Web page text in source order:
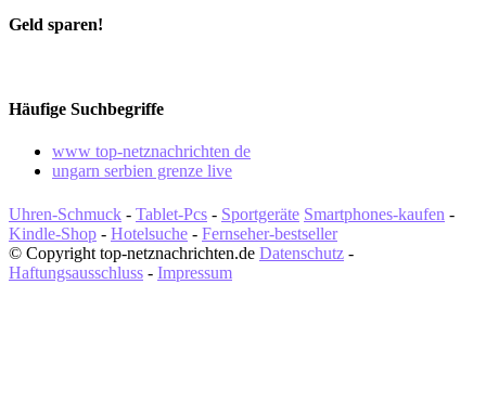
Geld sparen!
Häufige Suchbegriffe
www top-netznachrichten de
ungarn serbien grenze live
Uhren-Schmuck - Tablet-Pcs - Sportgeräte Smartphones-kaufen -
Kindle-Shop - Hotelsuche - Fernseher-bestseller
© Copyright top-netznachrichten.de Datenschutz -
Haftungsausschluss - Impressum